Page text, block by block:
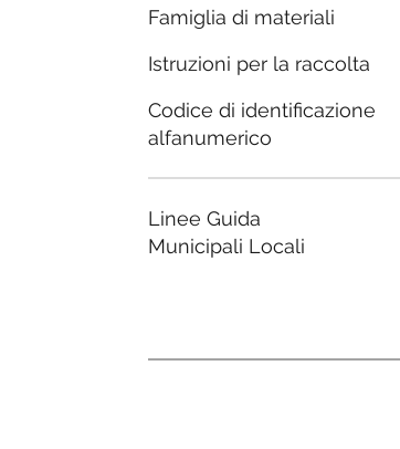
Famiglia di materiali
Istruzioni per la raccolta
Codice di identificazione
alfanumerico
Linee Guida
Municipali Locali